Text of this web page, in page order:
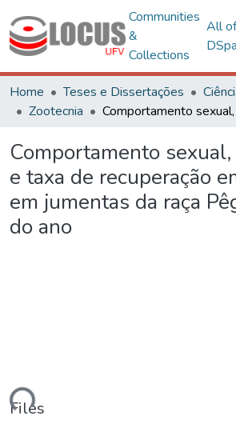
Communities
&
Collections
All of
Home Teses e Dissertações
Zootecnia
Comportamento
e taxa de recuperação
em jumentas da raça
do ano
Files